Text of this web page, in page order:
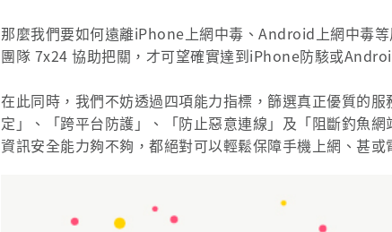
那麼我們要如何遠離iPhone上網中毒、Android上網中毒
團隊 7x24 協助把關，才可望確實達到iPhone防駭或
在此同時，我們不妨透過四項能力指標，篩選真正優質的
定」、「跨平台防護」、「防止惡意連線」及「阻斷釣魚
資訊安全能力夠不夠，都絕對可以輕鬆保障手機上網、甚或